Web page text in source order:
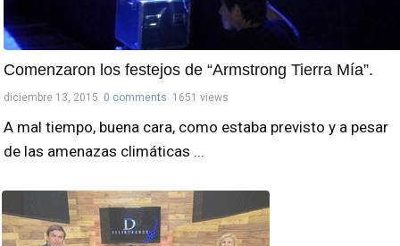
Comenzaron los festejos de “Armstrong Tierra Mía”.
diciembre 13, 2015 0 comments 1651 views
A mal tiempo, buena cara, como estaba previsto y a pesar
de las amenazas climáticas ...